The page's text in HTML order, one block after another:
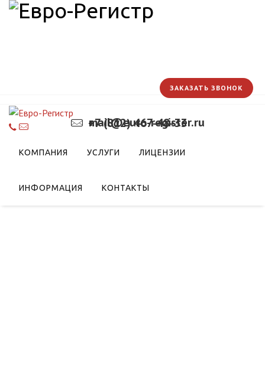
+7 (812) 467-48-33
mail@euro-register.ru
ЗАКАЗАТЬ ЗВОНОК
КОМПАНИЯ УСЛУГИ ЛИЦЕНЗИИ
ИНФОРМАЦИЯ КОНТАКТЫ